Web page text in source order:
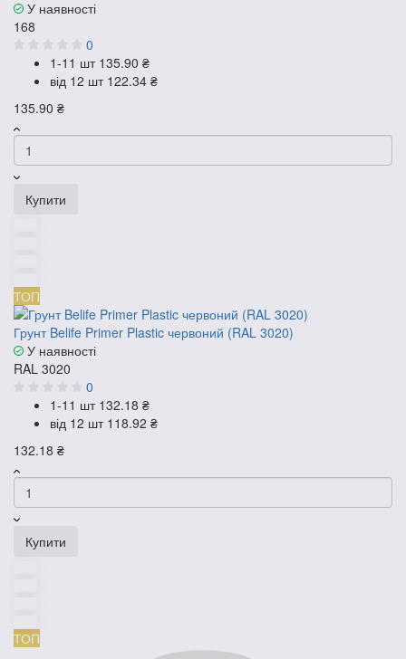
У наявності
168
0
1-11 шт 135.90 ₴
від 12 шт 122.34 ₴
135.90 ₴
Купити
ТОП
Грунт Belife Primer Plastic червоний (RAL 3020)
У наявності
RAL 3020
0
1-11 шт 132.18 ₴
від 12 шт 118.92 ₴
132.18 ₴
Купити
ТОП